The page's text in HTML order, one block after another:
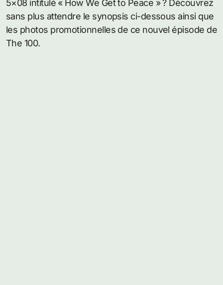
5×08 intitulé « How We Get to Peace » ? Découvrez
sans plus attendre le synopsis ci-dessous ainsi que
les photos promotionnelles de ce nouvel épisode de
The 100.